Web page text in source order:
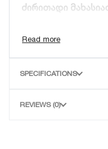
ძირითადი
მობილური
ტაიმერი ყავის
SPECIFICATIONS
REVIEWS (0)